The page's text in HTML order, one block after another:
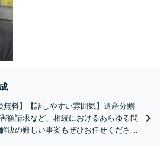
無料】【話しやすい雰囲気】遺産分割
額請求など、相続におけるあらゆる問
決の難しい事案もぜひお任せくださ